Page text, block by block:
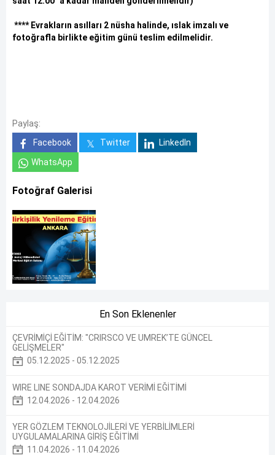
**** Evrakların asılları 2 nüsha halinde, ıslak imzalı ve
fotoğrafla birlikte eğitim günü teslim edilmelidir.
Paylaş:
Facebook
Twitter
LinkedIn
WhatsApp
Fotoğraf Galerisi
En Son Eklenenler
ÇEVRİMİÇİ EĞİTİM: "CRIRSCO VE UMREK’TE GÜNCEL
GELİŞMELER"
05.12.2025 - 05.12.2025
WIRE LINE SONDAJDA KAROT VERİMİ EĞİTİMİ
12.04.2026 - 12.04.2026
YER GÖZLEM TEKNOLOJİLERİ VE YERBİLİMLERİ
UYGULAMALARINA GİRİŞ EĞİTİMİ
11.04.2026 - 11.04.2026